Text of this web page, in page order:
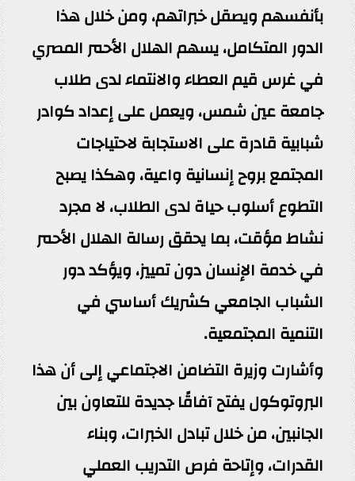
بأنفسهم ويصقل خبراتهم، ومن خلال هذا
الدور المتكامل، يسهم الهلال الأحمر المصري
في غرس قيم العطاء والانتماء لدى طلاب
جامعة عين شمس، ويعمل على إعداد كوادر
شبابية قادرة على الاستجابة لاحتياجات
المجتمع بروح إنسانية واعية، وهكذا يصبح
التطوع أسلوب حياة لدى الطلاب، لا مجرد
نشاط مؤقت، بما يحقق رسالة الهلال الأحمر
في خدمة الإنسان دون تمييز، ويؤكد دور
الشباب الجامعي كشريك أساسي في
التنمية المجتمعية.
وأشارت وزيرة التضامن الاجتماعي إلى أن هذا
البروتوكول يفتح آفاقًا جديدة للتعاون بين
الجانبين، من خلال تبادل الخبرات، وبناء
القدرات، وإتاحة فرص التدريب العملي